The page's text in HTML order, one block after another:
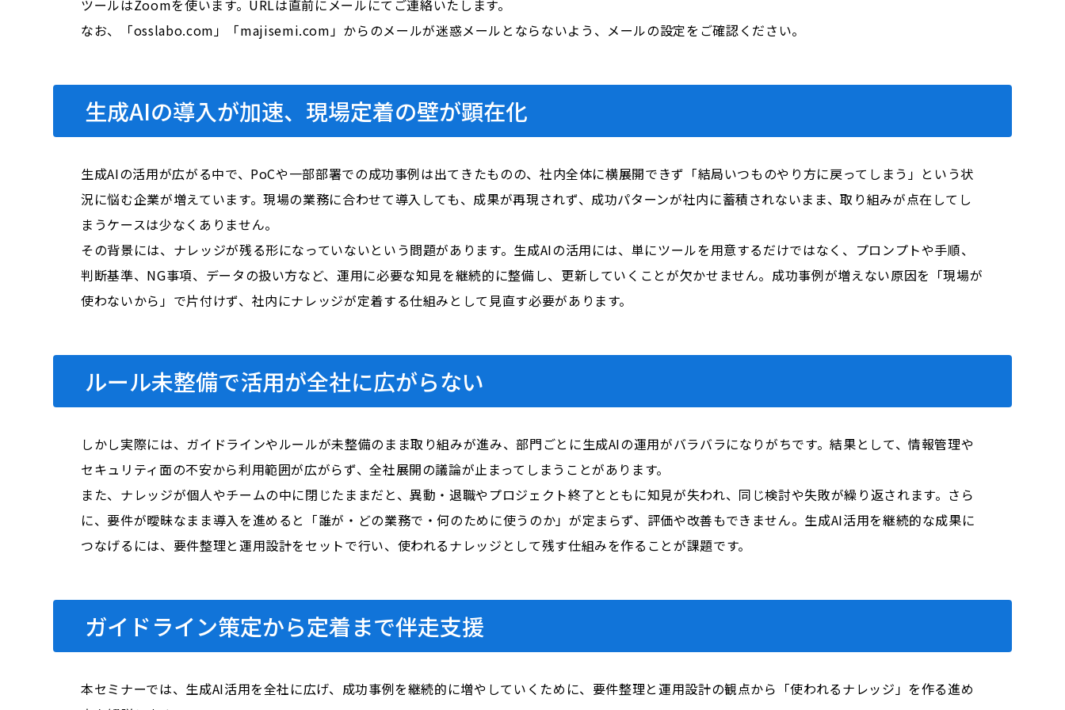
ツールはZoomを使います。URLは直前にメールにてご連絡いたします。
なお、「osslabo.com」「majisemi.com」からのメールが迷惑メールとならないよう、メールの設定をご確認ください。
生成AIの導入が加速、現場定着の壁が顕在化
生成AIの活用が広がる中で、PoCや一部部署での成功事例は出てきたものの、社内全体に横展開できず「結局いつものやり方に戻ってしまう」という状
況に悩む企業が増えています。現場の業務に合わせて導入しても、成果が再現されず、成功パターンが社内に蓄積されないまま、取り組みが点在してし
まうケースは少なくありません。
その背景には、ナレッジが残る形になっていないという問題があります。生成AIの活用には、単にツールを用意するだけではなく、プロンプトや手順、
判断基準、NG事項、データの扱い方など、運用に必要な知見を継続的に整備し、更新していくことが欠かせません。成功事例が増えない原因を「現場が
使わないから」で片付けず、社内にナレッジが定着する仕組みとして見直す必要があります。
ルール未整備で活用が全社に広がらない
しかし実際には、ガイドラインやルールが未整備のまま取り組みが進み、部門ごとに生成AIの運用がバラバラになりがちです。結果として、情報管理や
セキュリティ面の不安から利用範囲が広がらず、全社展開の議論が止まってしまうことがあります。
また、ナレッジが個人やチームの中に閉じたままだと、異動・退職やプロジェクト終了とともに知見が失われ、同じ検討や失敗が繰り返されます。さら
に、要件が曖昧なまま導入を進めると「誰が・どの業務で・何のために使うのか」が定まらず、評価や改善もできません。生成AI活用を継続的な成果に
つなげるには、要件整理と運用設計をセットで行い、 使われるナレッジ として残す仕組みを作ることが課題です。
ガイドライン策定から定着まで伴走支援
本セミナーでは、生成AI活用を全社に広げ、成功事例を継続的に増やしていくために、要件整理と運用設計の観点から「使われるナレッジ」を作る進め